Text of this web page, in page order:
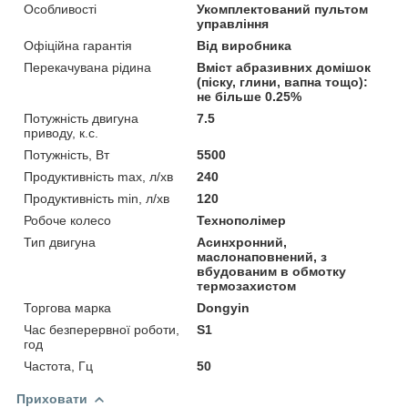
Особливості
Укомплектований пультом
управління
Офіційна гарантія
Від виробника
Перекачувана рідина
Вміст абразивних домішок
(піску, глини, вапна тощо):
не більше 0.25%
Потужність двигуна
приводу, к.с.
7.5
Потужність, Вт
5500
Продуктивність max, л/хв
240
Продуктивність min, л/хв
120
Робоче колесо
Технополімер
Тип двигуна
Асинхронний,
маслонаповнений, з
вбудованим в обмотку
термозахистом
Торгова марка
Dongyin
Час безперервної роботи,
год
S1
Частота, Гц 50
Приховати